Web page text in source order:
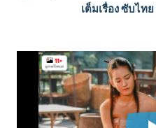
เต็มเรื่อง ซับไท